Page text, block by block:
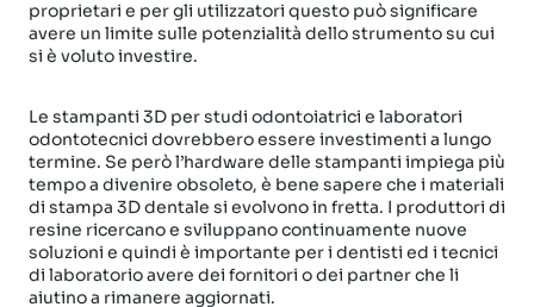
proprietari e per gli utilizzatori questo può significare
avere un limite sulle potenzialità dello strumento su cui
si è voluto investire.
Le stampanti 3D per studi odontoiatrici e laboratori
odontotecnici dovrebbero essere investimenti a lungo
termine. Se però l’hardware delle stampanti impiega più
tempo a divenire obsoleto, è bene sapere che i materiali
di stampa 3D dentale si evolvono in fretta. I produttori di
resine ricercano e sviluppano continuamente nuove
soluzioni e quindi è importante per i dentisti ed i tecnici
di laboratorio avere dei fornitori o dei partner che li
aiutino a rimanere aggiornati.